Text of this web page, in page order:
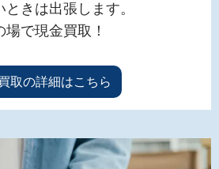
ときは出張します。
場で現金買取！
取の詳細はこちら